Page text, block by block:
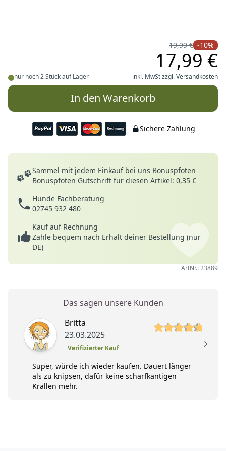
nur noch 2 Stück auf Lager
19,99 € -10%
17,99 €
inkl. MwSt zzgl.Versandkosten
In den Warenkorb
Sichere Zahlung
Deine Vorteile
Sammel mit jedem Einkauf bei uns Bonuspfoten
Bonuspfoten Gutschrift für diesen Artikel: 0,35 €
Hunde Fachberatung
02745 932 480
Kauf auf Rechnung
Zahle bequem nach Erhalt deiner Bestellung (nur
DE)
ArtNr.: 23889
Das sagen unsere Kunden
Britta
23.03.2025
Verifizierter Kauf
5 von 5 Sterne
Super, würde ich wieder kaufen. Dauert länger
als zu knipsen, dafür keine scharfkantigen
Krallen mehr.